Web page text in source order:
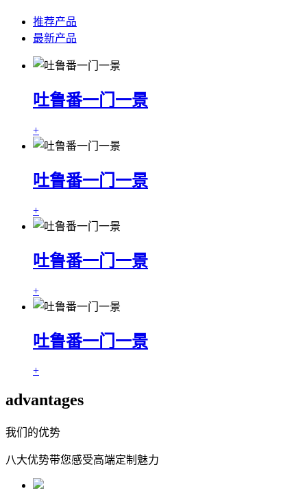
推荐产品
最新产品
吐鲁番一门一景
+
吐鲁番一门一景
+
吐鲁番一门一景
+
吐鲁番一门一景
+
advantages
我们的优势
八大优势带您感受高端定制魅力